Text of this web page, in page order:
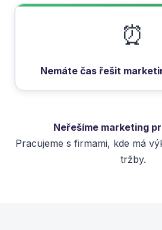
⏰
Nemáte čas řešit
Neřešíme marketing
Pracujeme s firmami, kde má
tržby.